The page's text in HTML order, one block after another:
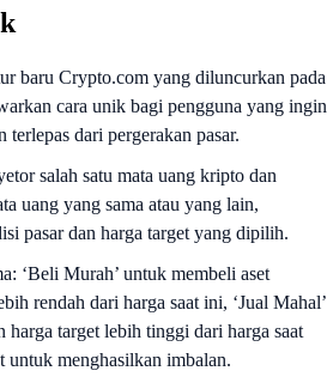
baru Crypto.com yang diluncurkan pada
cara unik bagi pengguna yang ingin
terlepas dari pergerakan pasar.
salah satu mata uang kripto dan
uang yang sama atau yang lain,
pasar dan harga target yang dipilih.
‘Beli Murah’ untuk membeli aset
rendah dari harga saat ini, ‘Jual Mahal’
harga target lebih tinggi dari harga saat
untuk menghasilkan imbalan.